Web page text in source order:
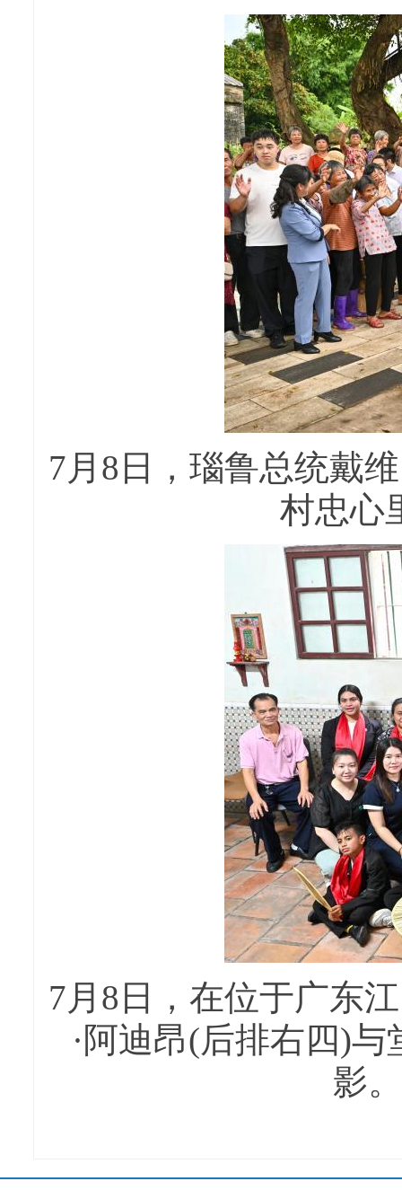
7月8日，瑙鲁总统戴
村忠心
7月8日，在位于广东
·阿迪昂(后排右四)
影